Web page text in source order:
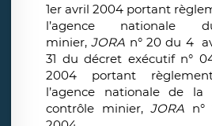
1er avril 2004 portant
l’agence nationale
minier,JORA n° 20 du 4
31 du décret exécutif n°
2004 portant
l’agence nationale de
contrôle minier, JORA